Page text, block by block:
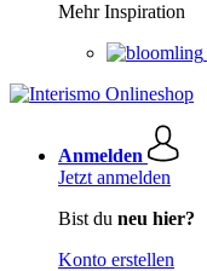
Mehr Inspiration
Anmelden
Jetzt anmelden
Bist du neu hier?
Konto erstellen